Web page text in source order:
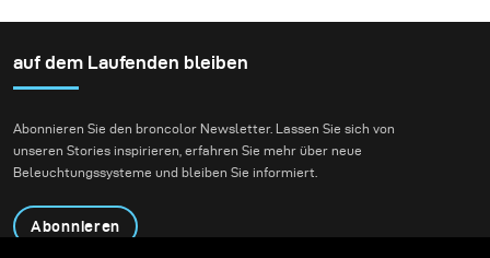
auf dem Laufenden bleiben
Abonnieren Sie den broncolor Newsletter. Lassen Sie sich von
unseren Stories inspirieren, erfahren Sie mehr über neue
Beleuchtungssysteme und bleiben Sie informiert.
Abonnieren